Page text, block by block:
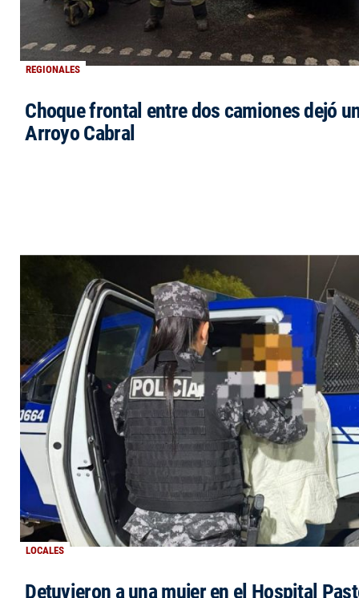
REGIONALES
Choque frontal entre dos camiones dejó
Arroyo Cabral
LOCALES
Detuvieron a una mujer en el Hospital